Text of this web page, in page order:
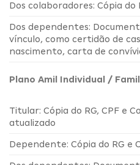
Dos colaboradores: Cópia do
Dos dependentes:
vínculo, como certidão de
nascimento, carta de
Plano Amil Individual /
Titular: Cópia do RG, CPF e
atualizado
Dependente: Cópia do RG e